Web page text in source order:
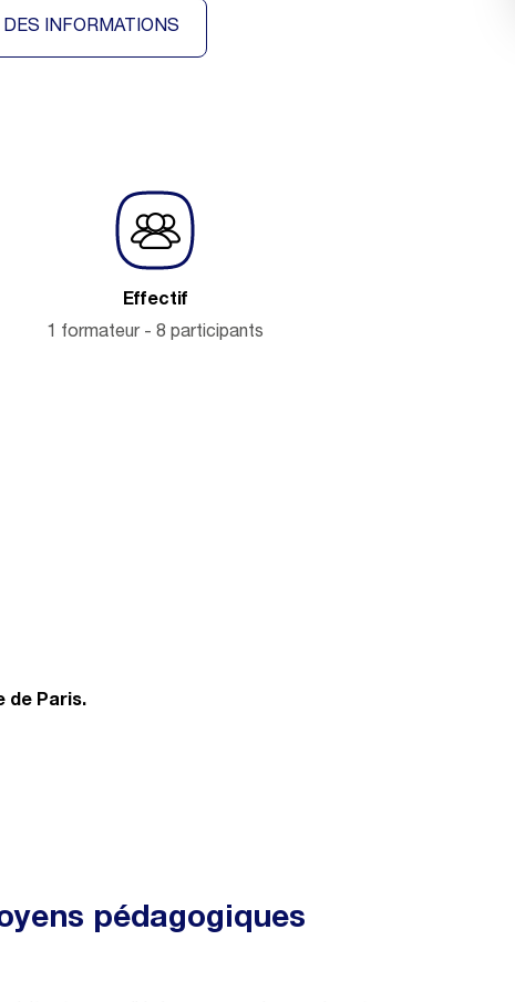
INFORMATIONS
Effectif
1 formateur - 8 participants
de Paris.
pédagogiques